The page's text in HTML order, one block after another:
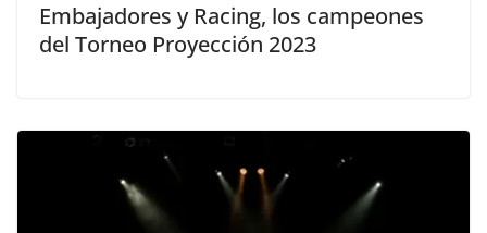
Embajadores y Racing, los campeones
del Torneo Proyección 2023